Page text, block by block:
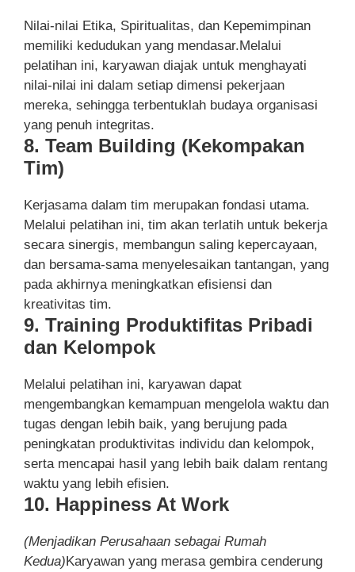
Nilai-nilai Etika, Spiritualitas, dan Kepemimpinan
memiliki kedudukan yang mendasar.Melalui
pelatihan ini, karyawan diajak untuk menghayati
nilai-nilai ini dalam setiap dimensi pekerjaan
mereka, sehingga terbentuklah budaya organisasi
yang penuh integritas.
8. Team Building (Kekompakan
Tim)
Kerjasama dalam tim merupakan fondasi utama.
Melalui pelatihan ini, tim akan terlatih untuk bekerja
secara sinergis, membangun saling kepercayaan,
dan bersama-sama menyelesaikan tantangan, yang
pada akhirnya meningkatkan efisiensi dan
kreativitas tim.
9. Training Produktifitas Pribadi
dan Kelompok
Melalui pelatihan ini, karyawan dapat
mengembangkan kemampuan mengelola waktu dan
tugas dengan lebih baik, yang berujung pada
peningkatan produktivitas individu dan kelompok,
serta mencapai hasil yang lebih baik dalam rentang
waktu yang lebih efisien.
10. Happiness At Work
(Menjadikan Perusahaan sebagai Rumah
Kedua)Karyawan yang merasa gembira cenderung